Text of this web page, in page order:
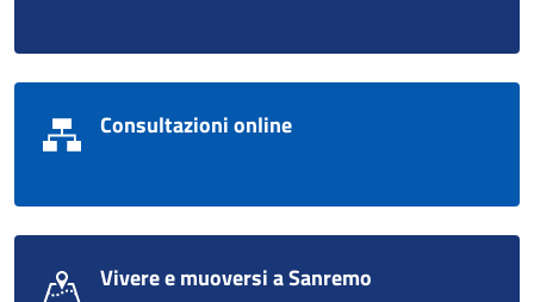
Consultazioni online
Vivere e muoversi a Sanremo